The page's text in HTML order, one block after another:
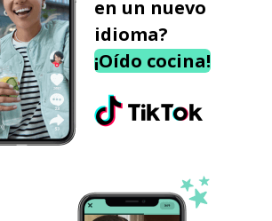
en un nuevo
idioma?
¡Oído cocina!